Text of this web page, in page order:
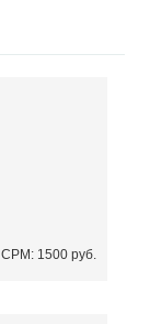
CPM: 1500 руб.